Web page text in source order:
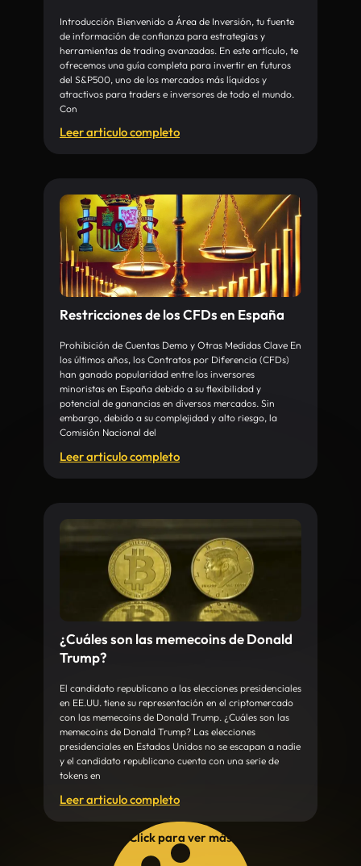
Introducción Bienvenido a Área de Inversión, tu fuente
de información de confianza para estrategias y
herramientas de trading avanzadas. En este artículo, te
ofrecemos una guía completa para invertir en futuros
del S&P500, uno de los mercados más líquidos y
atractivos para traders e inversores de todo el mundo.
Con
Leer articulo completo
Restricciones de los CFDs en España
Prohibición de Cuentas Demo y Otras Medidas Clave En
los últimos años, los Contratos por Diferencia (CFDs)
han ganado popularidad entre los inversores
minoristas en España debido a su flexibilidad y
potencial de ganancias en diversos mercados. Sin
embargo, debido a su complejidad y alto riesgo, la
Comisión Nacional del
Leer articulo completo
¿Cuáles son las memecoins de Donald
Trump?
El candidato republicano a las elecciones presidenciales
en EE.UU. tiene su representación en el criptomercado
con las memecoins de Donald Trump. ¿Cuáles son las
memecoins de Donald Trump? Las elecciones
presidenciales en Estados Unidos no se escapan a nadie
y el candidato republicano cuenta con una serie de
tokens en
Leer articulo completo
Click para ver más